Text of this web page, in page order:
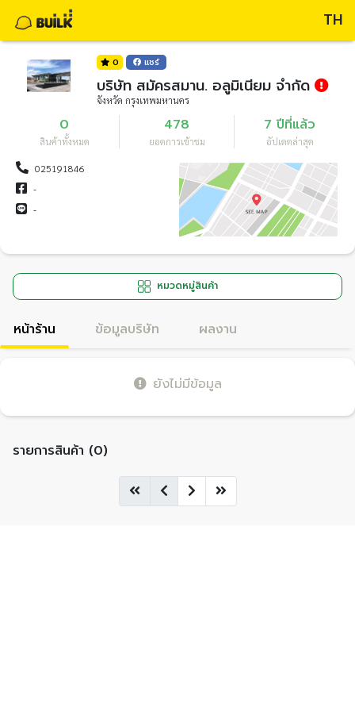
TH
0 แชร์
บริษัท สมัครสมาน. อลูมิเนียม จำกัด
จังหวัด กรุงเทพมหานคร
0
สินค้าทั้งหมด
478
ยอดการเข้าชม
7 ปีที่แล้ว
อัปเดตล่าสุด
025191846
-
-
หมวดหมู่สินค้า
หน้าร้าน ข้อมูลบริษัท ผลงาน
ยังไม่มีข้อมูล
รายการสินค้า (0)